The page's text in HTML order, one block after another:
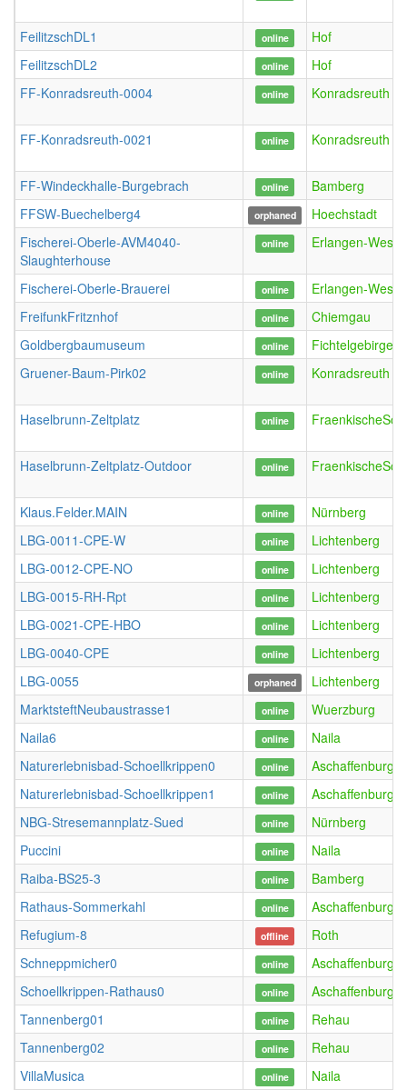
FeilitzschDL1 online
Hof
FeilitzschDL2
online
Hof
FF-Konradsreuth-0004
online Konradsreuth
FF-Konradsreuth-0021 online Konradsreuth
FF-Windeckhalle-Burgebrach online
Bamberg
FFSW-Buechelberg4
orphaned
Hoechstadt
Fischerei-Oberle-AVM4040-
Slaughterhouse
online Erlangen-West
Fischerei-Oberle-Brauerei online
Erlangen-West
FreifunkFritznhof
online
Chiemgau
Goldbergbaumuseum
online
Gruener-Baum-Pirk02
online Konradsreuth
Haselbrunn-Zeltplatz online
Haselbrunn-Zeltplatz-Outdoor online
Klaus.Felder.MAIN online
Nürnberg
LBG-0011-CPE-W
online
Lichtenberg
LBG-0012-CPE-NO
online
Lichtenberg
LBG-0015-RH-Rpt
online
Lichtenberg
LBG-0021-CPE-HBO
online
Lichtenberg
LBG-0040-CPE
online
Lichtenberg
LBG-0055
orphaned
Lichtenberg
MarktsteftNeubaustrasse1
online
Wuerzburg
Naila6
online
Naila
Naturerlebnisbad-Schoellkrippen0
online
Aschaffenburg
Naturerlebnisbad-Schoellkrippen1
online
Aschaffenburg
NBG-Stresemannplatz-Sued
online
Nürnberg
Puccini
online
Naila
Raiba-BS25-3
online
Bamberg
Rathaus-Sommerkahl
online
Aschaffenburg
Refugium-8
offline
Roth
Schneppmicher0
online
Aschaffenburg
Schoellkrippen-Rathaus0
online
Aschaffenburg
Tannenberg01
online
Rehau
Tannenberg02
online
Rehau
VillaMusica
online Naila